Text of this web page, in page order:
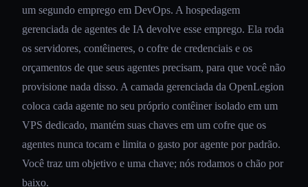
um segundo emprego em DevOps. A hospedagem
gerenciada de agentes de IA devolve esse emprego. Ela roda
os servidores, contêineres, o cofre de credenciais e os
orçamentos de que seus agentes precisam, para que você não
provisione nada disso. A camada gerenciada da OpenLegion
coloca cada agente no seu próprio contêiner isolado em um
VPS dedicado, mantém suas chaves em um cofre que os
agentes nunca tocam e limita o gasto por agente por padrão.
Você traz um objetivo e uma chave; nós rodamos o chão por
baixo.